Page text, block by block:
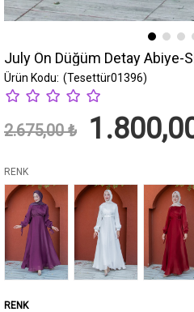
July Ön Düğüm Detay Abiye-
(Tesettür01396)
2.675,00 ₺
RENK